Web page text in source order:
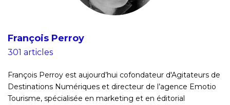
François Perroy
301 articles
François Perroy est aujourd’hui cofondateur d'Agitateurs de
Destinations Numériques et directeur de l’agence Emotio
Tourisme, spécialisée en marketing et en éditorial